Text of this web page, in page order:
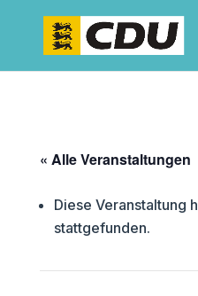
« Alle Veranstaltungen
Diese Veranstaltung
stattgefunden.